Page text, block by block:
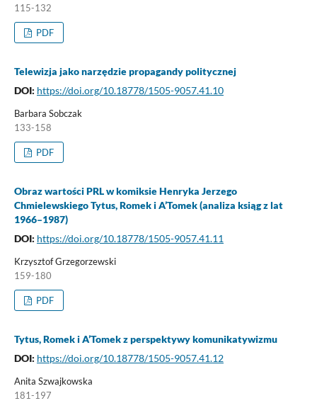
115-132
PDF
Telewizja jako narzędzie propagandy politycznej
DOI: https://doi.org/10.18778/1505-9057.41.10
Barbara Sobczak
133-158
PDF
Obraz wartości PRL w komiksie Henryka Jerzego
Chmielewskiego Tytus, Romek i A’Tomek (analiza ksiąg z lat
1966–1987)
DOI: https://doi.org/10.18778/1505-9057.41.11
Krzysztof Grzegorzewski
159-180
PDF
Tytus, Romek i A’Tomek z perspektywy komunikatywizmu
DOI: https://doi.org/10.18778/1505-9057.41.12
Anita Szwajkowska
181-197